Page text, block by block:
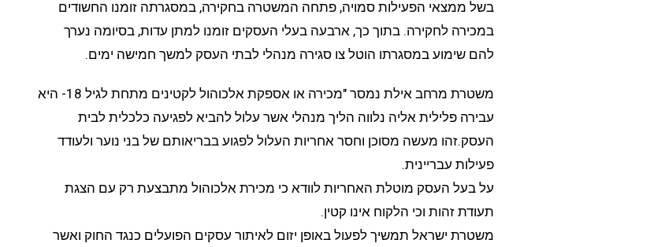
בשל ממצאי הפעילות סמויה, פתחה המשטרה בחקירה, במסגרתה זומנו החשודים
במכירה לחקירה. בתוך כך, ארבעה בעלי העסקים זומנו למתן עדות, בסיומה נערך
להם שימוע במסגרתו הוטל צו סגירה מנהלי לבתי העסק למשך חמישה ימים.
משטרת מרחב אילת נמסר "מכירה או אספקת אלכוהול לקטינים מתחת לגיל 18- היא
עבירה פלילית אליה נלווה הליך מנהלי אשר עלול להביא לפגיעה כלכלית לבית
העסק.זהו מעשה מסוכן וחסר אחריות העלול לפגוע בבריאותם של בני נוער ולעודד
פעילות עבריינית.
על בעל העסק מוטלת האחריות לוודא כי מכירת אלכוהול מתבצעת רק עם הצגת
תעודת זהות וכי הלקוח אינו קטין.
משטרת ישראל תמשיך לפעול באופן יזום לאיתור עסקים הפועלים כנגד החוק ואשר